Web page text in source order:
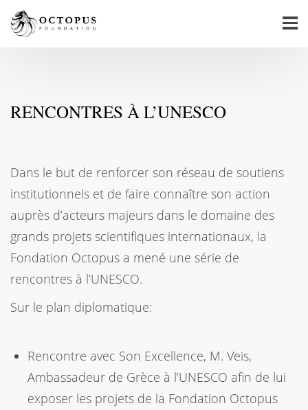
RENCONTRES À L’UNESCO
Dans le but de renforcer son réseau de soutiens
institutionnels et de faire connaître son action
auprès d’acteurs majeurs dans le domaine des
grands projets scientifiques internationaux, la
Fondation Octopus a mené une série de
rencontres à l’UNESCO.
Sur le plan diplomatique:
Rencontre avec Son Excellence, M. Veis,
Ambassadeur de Grèce à l’UNESCO afin de lui
exposer les projets de la Fondation Octopus